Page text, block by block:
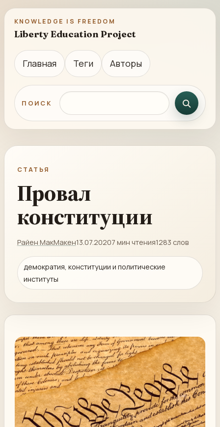
KNOWLEDGE IS FREEDOM
Liberty Education Project
Главная Теги Авторы
ПОИСК Поиск по сайту
СТАТЬЯ
Провал
конституции
Райен МакМакен13.07.20207 мин чтения1283 слов
демократия, конституции и политические
институты